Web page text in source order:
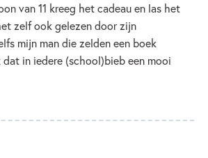
van 11 kreeg het cadeau en las het
zelf ook gelezen door zijn
mijn man die zelden een boek
dat in iedere (school)bieb een mooi